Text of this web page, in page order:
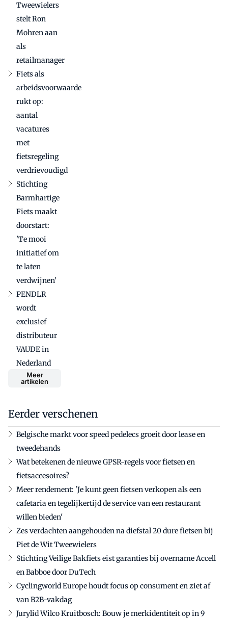
Tweewielers
stelt Ron
Mohren aan
als
retailmanager
Fiets als
arbeidsvoorwaarde
rukt op:
aantal
vacatures
met
fietsregeling
verdrievoudigd
Stichting
Barmhartige
Fiets maakt
doorstart:
'Te mooi
initiatief om
te laten
verdwijnen'
PENDLR
wordt
exclusief
distributeur
VAUDE in
Nederland
Meer
artikelen
Eerder verschenen
Belgische markt voor speed pedelecs groeit door lease en
tweedehands
Wat betekenen de nieuwe GPSR-regels voor fietsen en
fietsaccesoires?
Meer rendement: 'Je kunt geen fietsen verkopen als een
cafetaria en tegelijkertijd de service van een restaurant
willen bieden'
Zes verdachten aangehouden na diefstal 20 dure fietsen bij
Piet de Wit Tweewielers
Stichting Veilige Bakfiets eist garanties bij overname Accell
en Babboe door DuTech
Cyclingworld Europe houdt focus op consument en ziet af
van B2B-vakdag
Jurylid Wilco Kruitbosch: Bouw je merkidentiteit op in 9